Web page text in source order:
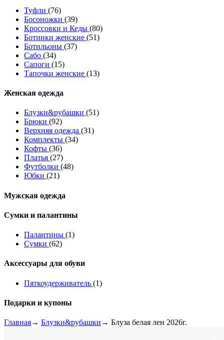
Туфли (76)
Босоножки (39)
Кроссовки и Кеды (80)
Ботинки женские (51)
Ботильоны (37)
Сабо (34)
Сапоги (15)
Тапочки женские (13)
Женская одежда
Блузки&рубашки (51)
Брюки (92)
Верхняя одежда (31)
Комплекты (34)
Кофты (36)
Платья (27)
Футболки (48)
Юбки (21)
Мужская одежда
Сумки и палантины
Палантины (1)
Сумки (62)
Аксессуары для обуви
Пяткоудерживатель (1)
Подарки и купоны
Главная→ Блузки&рубашки → Блуза белая лен 2026г.